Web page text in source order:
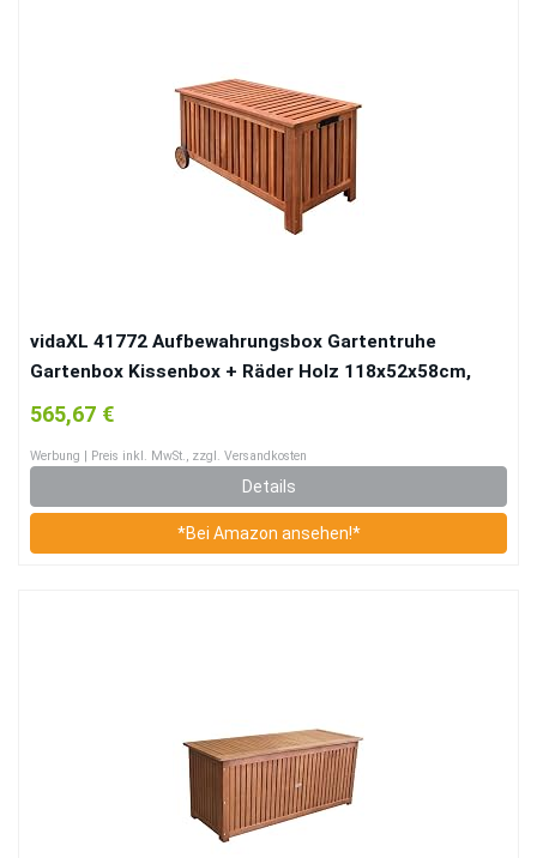
vidaXL 41772 Aufbewahrungsbox Gartentruhe
Gartenbox Kissenbox + Räder Holz 118x52x58cm,
One Size
565,67 €
Werbung | Preis inkl. MwSt., zzgl. Versandkosten
Details
*Bei Amazon ansehen!*